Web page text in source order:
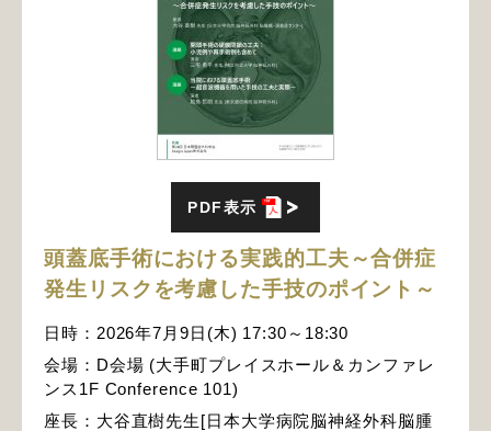
PDF表示
頭蓋底手術における実践的工夫～合併症
発生リスクを考慮した手技のポイント～
日時：2026年7月9日(木) 17:30～18:30
会場：D会場 (大手町プレイスホール＆カンファレ
ンス1F Conference 101)
座長：大谷直樹先生[日本大学病院脳神経外科脳腫